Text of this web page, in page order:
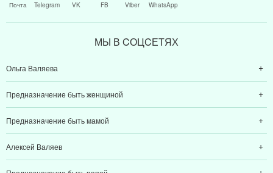
Почта Telegram VK FB Viber WhatsApp
МЫ В CОЦCЕТЯХ
Ольга Валяева
Предназначение быть женщиной
Предназначение быть мамой
Алексей Валяев